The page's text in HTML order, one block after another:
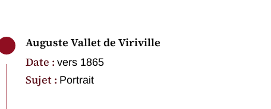
Auguste Vallet de Viriville
Date :vers 1865
Sujet : Portrait